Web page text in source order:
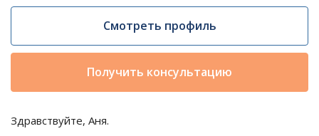
Смотреть профиль
Получить консультацию
Здравствуйте, Аня.